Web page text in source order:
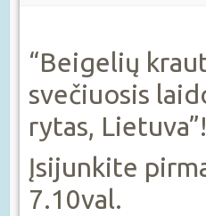
“Beigelių
svečiuosis
rytas, Lietuva”!
Įsijunkite
7.10val.